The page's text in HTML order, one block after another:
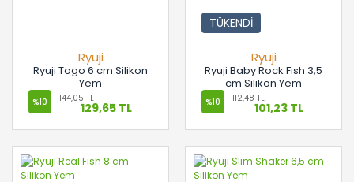
Ryuji
Ryuji Togo 6 cm Silikon
Yem
%10 144,05 TL
129,65 TL
TÜKENDİ
Ryuji
Ryuji Baby Rock Fish 3,5
cm Silikon Yem
%10 112,48 TL
101,23 TL